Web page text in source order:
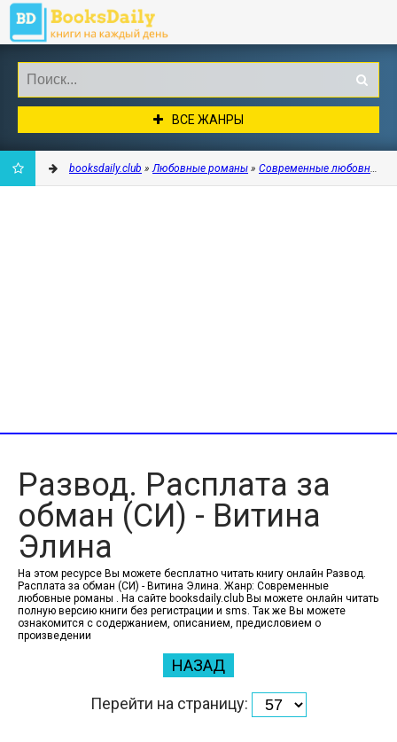
ВСЕ ЖАНРЫ
booksdaily.club »Любовные романы » Современные любовные
Развод. Расплата за
обман (СИ) - Витина
Элина
На этом ресурсе Вы можете бесплатно читать книгу онлайн Развод.
Расплата за обман (СИ) - Витина Элина. Жанр: Современные
любовные романы . На сайте booksdaily.club Вы можете онлайн читать
полную версию книги без регистрации и sms. Так же Вы можете
ознакомится с содержанием, описанием, предисловием о
произведении
НАЗАД
Перейти на страницу: